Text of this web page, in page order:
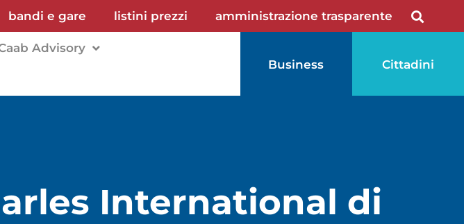
bandi e gare listini prezzi amministrazione trasparente
Advisory
Business Cittadini
International di